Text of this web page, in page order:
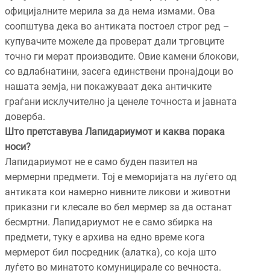
официјалните мерила за да нема измами. Ова
соопштува дека во антиката постоел строг ред –
купувачите можеле да проверат дали трговците
точно ги мерат производите. Овие камени блокови,
со вдлабнатини, засега единствени пронајдоци во
нашата земја, ни покажуваат дека античките
граѓани исклучително ја ценеле точноста и јавната
доверба.
Што претставува Лапидариумот и каква порака
носи?
Лапидариумот не е само буден пазител на
мермерни предмети. Тој е меморијата на луѓето од
антиката кои намерно нивните ликови и животни
приказни ги клесале во бел мермер за да останат
бесмртни. Лапидариумот не е само збирка на
предмети, туку е архива на едно време кога
мермерот бил посредник (алатка), со која што
луѓето во минатото комуницирале со вечноста.